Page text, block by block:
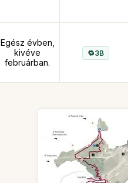
Egész évben,
kivéve
februárban.
3B